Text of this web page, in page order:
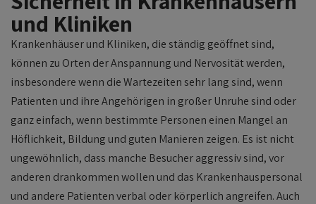
und Kliniken
Krankenhäuser und Kliniken, die ständig geöffnet sind,
können zu Orten der Anspannung und Nervosität werden,
insbesondere wenn die Wartezeiten sehr lang sind, wenn
Patienten und ihre Angehörigen in großer Unruhe sind oder
ganz einfach, wenn bestimmte Personen einen Mangel an
Höflichkeit, Bildung und guten Manieren zeigen. Es ist nicht
ungewöhnlich, dass manche Besucher aggressiv sind, vor
anderen drankommen wollen und das Krankenhauspersonal
und andere Patienten verbal oder körperlich angreifen. Auch